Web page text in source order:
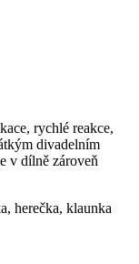
rychlé reakce,
divadelním
v dílně zároveň
herečka, klaunka